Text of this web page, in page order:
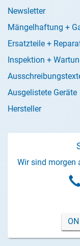
Newsletter
Mängelhaftung +
Ersatzteile +
Inspektion +
Ausgelistete Geräte
Hersteller
Wir sind morgen